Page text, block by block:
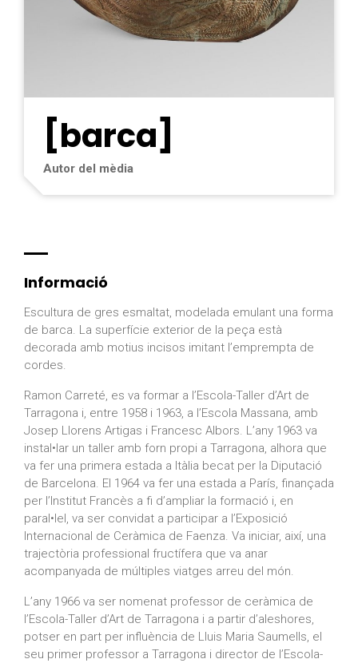
[barca]
Autor del mèdia
Informació
Escultura de gres esmaltat, modelada emulant una forma
de barca. La superfície exterior de la peça està
decorada amb motius incisos imitant l’emprempta de
cordes.
Ramon Carreté, es va formar a l’Escola-Taller d’Art de
Tarragona i, entre 1958 i 1963, a l’Escola Massana, amb
Josep Llorens Artigas i Francesc Albors. L’any 1963 va
instal•lar un taller amb forn propi a Tarragona, alhora que
va fer una primera estada a Itàlia becat per la Diputació
de Barcelona. El 1964 va fer una estada a París, finançada
per l’Institut Francès a fi d’ampliar la formació i, en
paral•lel, va ser convidat a participar a l’Exposició
Internacional de Ceràmica de Faenza. Va iniciar, així, una
trajectòria professional fructífera que va anar
acompanyada de múltiples viatges arreu del món.
L’any 1966 va ser nomenat professor de ceràmica de
l’Escola-Taller d’Art de Tarragona i a partir d’aleshores,
potser en part per influència de Lluis Maria Saumells, el
seu primer professor a Tarragona i director de l’Escola-